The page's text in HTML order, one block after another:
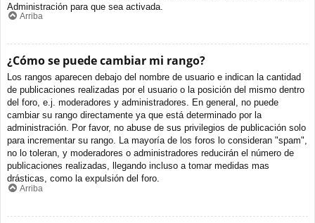
Administración para que sea activada.
Arriba
¿Cómo se puede cambiar mi rango?
Los rangos aparecen debajo del nombre de usuario e indican la cantidad
de publicaciones realizadas por el usuario o la posición del mismo dentro
del foro, e.j. moderadores y administradores. En general, no puede
cambiar su rango directamente ya que está determinado por la
administración. Por favor, no abuse de sus privilegios de publicación solo
para incrementar su rango. La mayoría de los foros lo consideran "spam",
no lo toleran, y moderadores o administradores reducirán el número de
publicaciones realizadas, llegando incluso a tomar medidas mas
drásticas, como la expulsión del foro.
Arriba